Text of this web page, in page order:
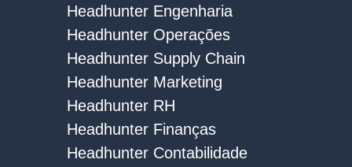
Headhunter Engenharia
Headhunter Operações
Headhunter Supply Chain
Headhunter Marketing
Headhunter RH
Headhunter Finanças
Headhunter Contabilidade